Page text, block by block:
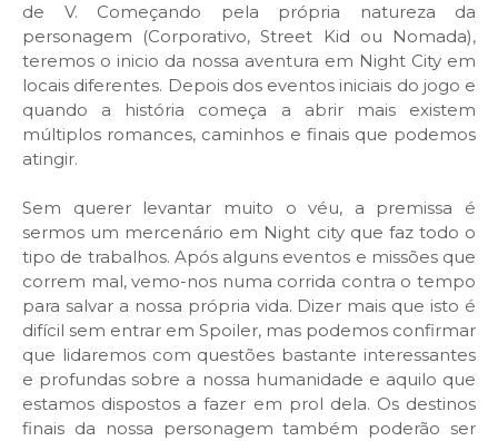
de V. Começando pela própria natureza da
personagem (Corporativo, Street Kid ou Nomada),
teremos o inicio da nossa aventura em Night City em
locais diferentes. Depois dos eventos iniciais do jogo e
quando a história começa a abrir mais existem
múltiplos romances, caminhos e finais que podemos
atingir.
Sem querer levantar muito o véu, a premissa é
sermos um mercenário em Night city que faz todo o
tipo de trabalhos. Após alguns eventos e missões que
correm mal, vemo-nos numa corrida contra o tempo
para salvar a nossa própria vida. Dizer mais que isto é
difícil sem entrar em Spoiler, mas podemos confirmar
que lidaremos com questões bastante interessantes
e profundas sobre a nossa humanidade e aquilo que
estamos dispostos a fazer em prol dela. Os destinos
finais da nossa personagem também poderão ser